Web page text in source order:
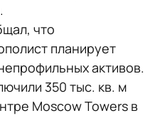
что
планирует
активов.
350 тыс. кв. м
Moscow Towers в